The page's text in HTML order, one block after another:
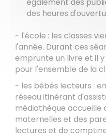
des heures
- l'école : les classes
l'année. Durant ces
emprunte un livre et il
pour l'ensemble de la
- les bébés lecteurs :
réseau itinérant
médiathèque accueille
maternelles et des
lectures et de